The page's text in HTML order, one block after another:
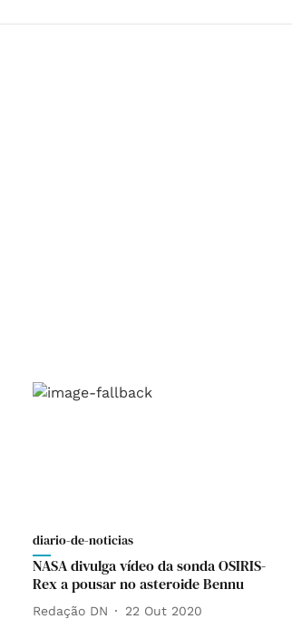
diario-de-noticias
NASA divulga vídeo da sonda OSIRIS-
Rex a pousar no asteroide Bennu
Redação DN 22 Out 2020